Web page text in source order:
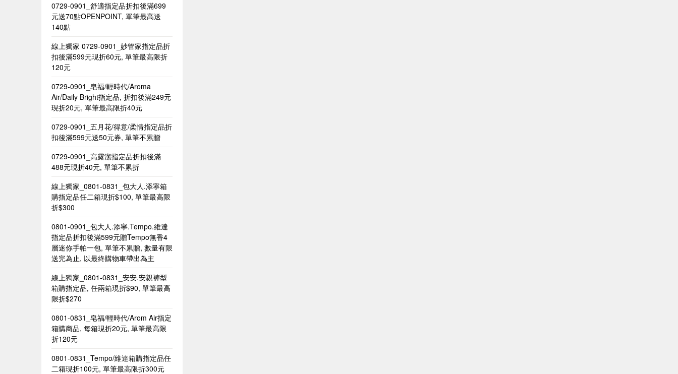
0729-0901_舒適指定品折扣後滿699
元送70點OPENPOINT, 單筆最高送
140點
線上獨家 0729-0901_妙管家指定品折
扣後滿599元現折60元, 單筆最高限折
120元
0729-0901_皂福/輕時代/Aroma
Air/Daily Bright指定品, 折扣後滿249元
現折20元, 單筆最高限折40元
0729-0901_五月花/得意/柔情指定品折
扣後滿599元送50元券, 單筆不累贈​
0729-0901_高露潔指定品折扣後滿
488元現折40元, 單筆不累折
線上獨家_0801-0831_包大人.添寧箱
購指定品任二箱現折$100, 單筆最高限
折$300
0801-0901_包大人.添寧.Tempo.維達
指定品折扣後滿599元贈Tempo無香4
層迷你手帕一包, 單筆不累贈, 數量有限
送完為止, 以最終購物車帶出為主
線上獨家_0801-0831_安安.安親褲型
箱購指定品, 任兩箱現折$90, 單筆最高
限折$270
0801-0831_皂福/輕時代/Arom Air指定
箱購商品, 每箱現折20元, 單筆最高限
折120元
0801-0831_Tempo/維達箱購指定品任
二箱現折100元, 單筆最高限折300元